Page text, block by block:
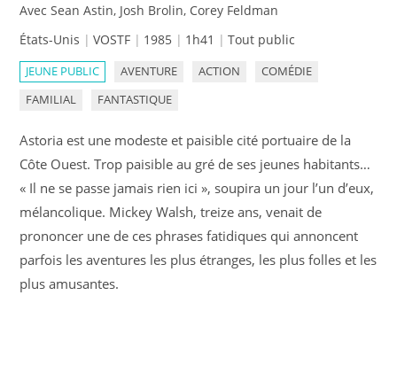
Avec Sean Astin, Josh Brolin, Corey Feldman
États-Unis
VOSTF 1985 1h41 Tout public
JEUNE PUBLIC AVENTURE ACTION
COMÉDIE
FAMILIAL
FANTASTIQUE
Astoria est une modeste et paisible cité portuaire de la
Côte Ouest. Trop paisible au gré de ses jeunes habitants…
« Il ne se passe jamais rien ici », soupira un jour l’un d’eux,
mélancolique. Mickey Walsh, treize ans, venait de
prononcer une de ces phrases fatidiques qui annoncent
parfois les aventures les plus étranges, les plus folles et les
plus amusantes.